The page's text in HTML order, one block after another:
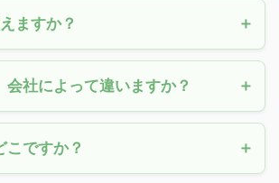
ますか？
会社によって違いますか？
こですか？